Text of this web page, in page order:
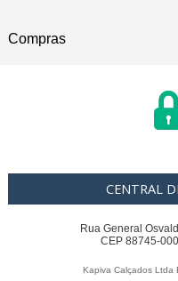
Compras
CENTRAL
Rua General
CEP 88745-
Kapiva Calçados Ltda